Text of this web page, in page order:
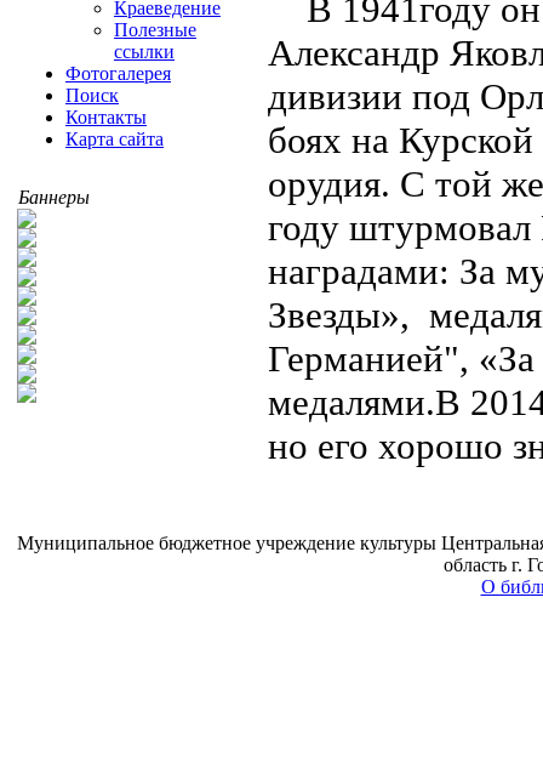
Краеведение
Полезные
ссылки
Фотогалерея
Поиск
Контакты
Карта сайта
Баннеры
В 1941году он
Александр
дивизии под
боях на
орудия. С той
году штурмовал
наградами: За
Звезды»,
Германией",
медалями.В
но его хорошо
Муниципальное бюджетное учреждение культуры
область г.
О